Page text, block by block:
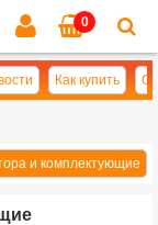
0
Как купить
и комплектующие